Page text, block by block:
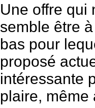
Une offre qui
semble être
bas pour
proposé
intéressante
plaire, même